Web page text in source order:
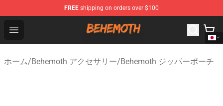
FREE shipping on orders over $100
Open menu
Behemoth Store - Official Behemoth Merchandise Shop
ホーム/Behemoth アクセサリー/Behemoth ジッパーポーチ